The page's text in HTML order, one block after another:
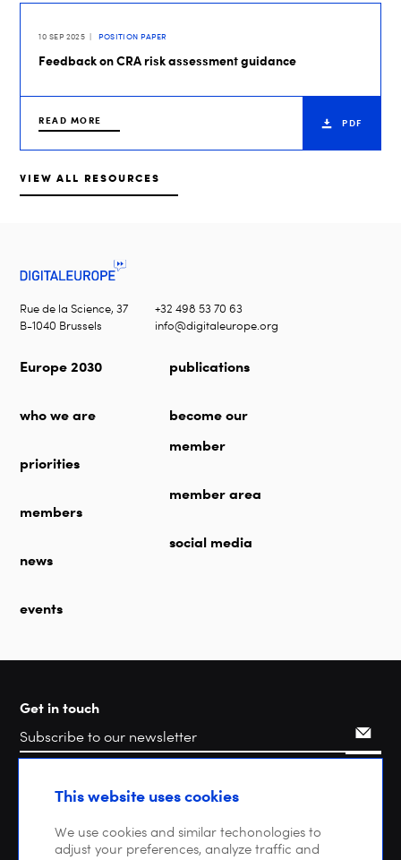
10 SEP 2025 POSITION PAPER
Feedback on CRA risk assessment guidance
READ MORE PDF
VIEW ALL RESOURCES
Rue de la Science, 37
B-1040 Brussels
+32 498 53 70 63
info@digitaleurope.org
Europe 2030
who we are
priorities
members
news
events
publications
become our
member
member area
social media
Get in touch
SearchThis website uses cookies
We use cookies and similar techonologies to
adjust your preferences, analyze traffic and